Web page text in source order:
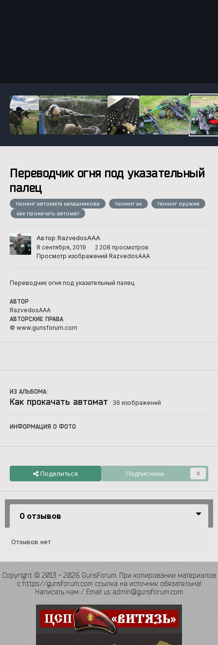
Переводчик огня под указательный
палец
тюнинг автомата калашникова тюнинг ак
тюнинг оружия
как прокачать автомат
Автор RazvedosAAA
8 сентября, 2019
2 208 просмотров
Просмотр изображений RazvedosAAA
Переводчик огня под указательный палец
АВТОР
RazvedosAAA
АВТОРСКИЕ ПРАВА
© www.gunsforum.com
ИЗ АЛЬБОМА:
Как прокачать автомат · 36 изображений
ИНФОРМАЦИЯ О ФОТО
Поделиться Подписчики 0
0 отзывов
Отзывов нет
Copyright © 2013 - 2026 GunsForum. При копировании материалов
с https://gunsforum.com ссылка на источник обязательна!
Написать нам / Email us admin@gunsforum.com